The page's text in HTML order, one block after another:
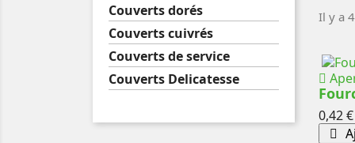
Couverts dorés
Couverts cuivrés
Couverts de service
Couverts Delicatesse
Il y a
Prix
0,42 €